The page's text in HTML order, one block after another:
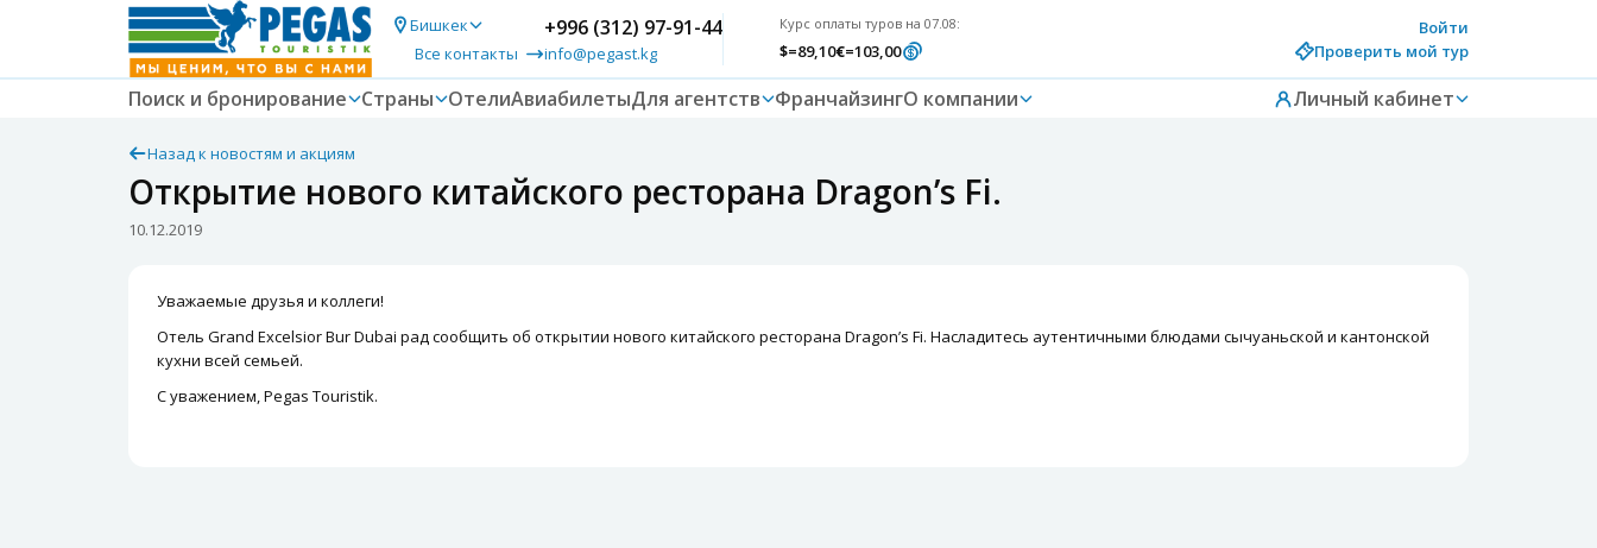
Бишкек
Все контакты
+996 (312) 97-91-44
info@pegast.kg
Курс оплаты туров на 07.08:
$=89,10€=103,00
Войти
Проверить мой тур
Поиск и бронирование Страны ОтелиАвиабилетыДля агентств ФранчайзингО компании Личный кабинет
Назад к новостям и акциям
Открытие нового китайского ресторана Dragon’s Fi.
10.12.2019
Уважаемые друзья и коллеги!
Отель Grand Excelsior Bur Dubai рад сообщить об открытии нового китайского ресторана Dragon’s Fi. Насладитесь аутентичными блюдами сычуаньской и кантонской
кухни всей семьей.
С уважением, Pegas Touristik.